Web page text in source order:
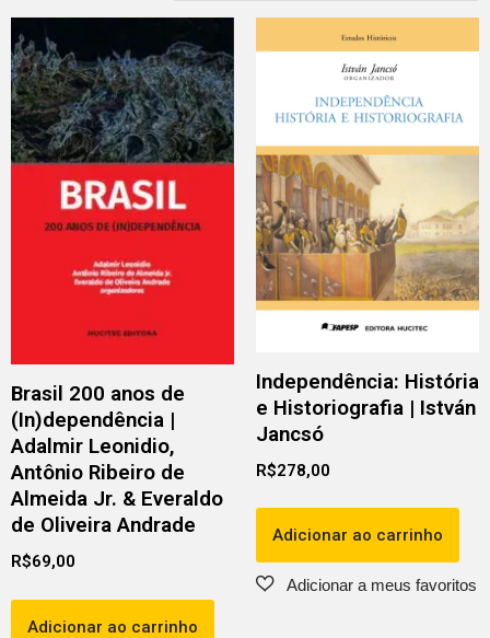
Brasil 200 anos de
(In)dependência |
Adalmir Leonidio,
Antônio Ribeiro de
Almeida Jr. & Everaldo
de Oliveira Andrade
R$69,00
Adicionar ao carrinho
Independência: História
e Historiografia | István
Jancsó
R$278,00
Adicionar ao carrinho